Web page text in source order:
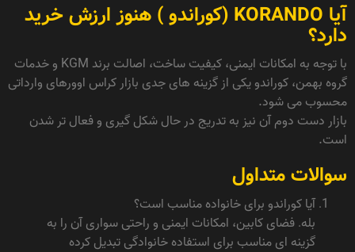
آیا KORANDO (کوراندو ) هنوز ارزش خرید
دارد؟
با توجه به امکانات ایمنی، کیفیت ساخت، اصالت برند KGM و خدمات
گروه بهمن، کوراندو یکی از گزینه های جدی بازار کراس اوورهای وارداتی
محسوب می شود.
بازار دست دوم آن نیز به تدریج در حال شکل گیری و فعال تر شدن
است.
سوالات متداول
آیا کوراندو برای خانواده مناسب است؟
بله. فضای کابین، امکانات ایمنی و راحتی سواری آن را به
گزینه ای مناسب برای استفاده خانوادگی تبدیل کرده